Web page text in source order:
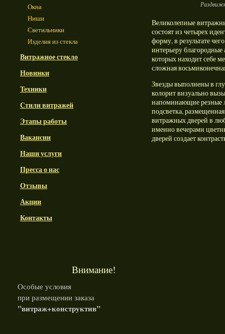
Окна
Ниши
Светильники
Изделия из стекла
Витражное стекло
Новинки
Техники
Стили витражей
Этапы работы
Вакансии
Наши услуги
Пресса о нас
Отзывы
Акции
Контакты
Внимание!
Особые условия
при размещении заказа
"витраж+конструктив"
Великолепные
состоят из четырех
форму, в результате
интерьеру
которых находит себе
сложная
Звезды выполнены в
колорит визуально
напоминающие резные
подсветка,
витражных дверей в
именно вечерами
дверей создает